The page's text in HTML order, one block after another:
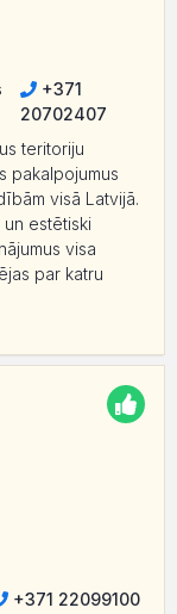
+371
20702407
teritoriju
pakalpojumus
visā Latvijā.
estētiski
visa
par katru
+371 22099100